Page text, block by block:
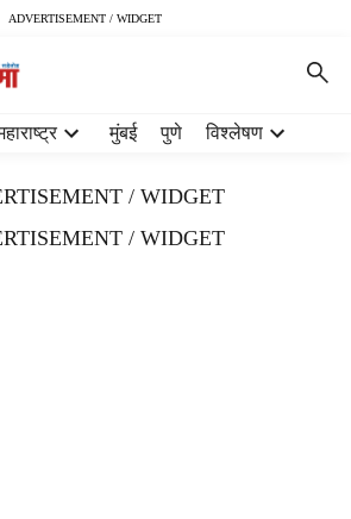
ADVERTISEMENT / WIDGET
मुंबई पुणे विश्लेषण
/ WIDGET
/ WIDGET